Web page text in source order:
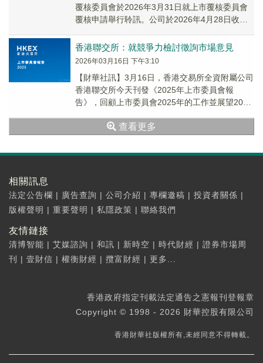
覆核委員會於2026年3月31日就上市覆核委員會
覆核申請舉行聆訊。公司於2026年4月28日收到
香港聯交所：就競爭力檢討徵詢市場意見
2026年03月16日 下午3:10
​【財華社訊】3月16日，香港交易所全資附屬公司
香港聯交所今天刊發《2025年上市委員會報
告》，回顧上市委員會2025年的工作並展望2026
查看更多
相關訊息
法定公告欄 | 廣告查詢 | 公司介紹 | 專欄邀稿 | 投資者關係 |
版權聲明 | 重要聲明 | 私隱政策 | 聯絡我們
友情鏈接
清博智能 | 艾媒諮詢 | 和訊 | 新時空 | 時代財經 | 證券市場周
刊
| 壹財信 | 權衡財經 | 攬富財經 | 更多...
香港政府指定刊載法定通告之憲報刊登報章
Copyright © 1998 - 2026 財華控股有限公司
香港財華社版權所有,未經同意不得轉載。